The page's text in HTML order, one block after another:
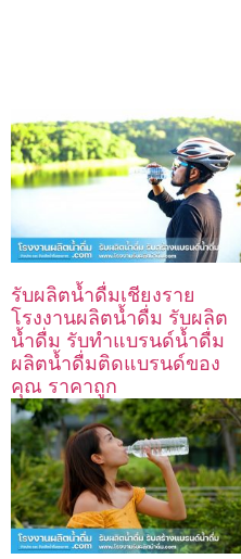
รับผลิตน้ำดื่มเชียงราย
โรงงานผลิตน้ำดื่ม รับผลิต
น้ำดื่ม รับทำแบรนด์น้ำดื่ม
ผลิตน้ำดื่มติดแบรนด์ของ
คุณ ราคาถูก